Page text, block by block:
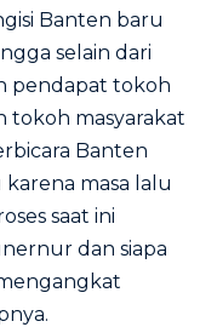
Banten baru
selain dari
pendapat tokoh
tokoh masyarakat
Banten
masa lalu
saat ini
dan siapa